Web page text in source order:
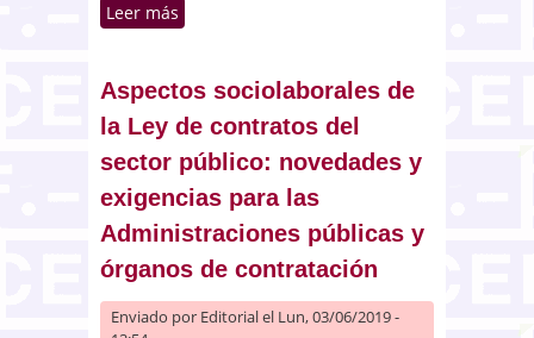
Leer más
penitenciaria
Aspectos sociolaborales de
la Ley de contratos del
sector público: novedades y
exigencias para las
Administraciones públicas y
órganos de contratación
Enviado por Editorialel Lun, 03/06/2019 -